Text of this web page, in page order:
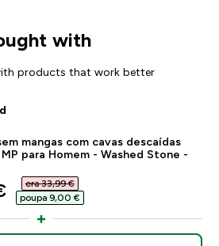
with
products that work better
mangas com cavas descaídas
para Homem - Washed Stone -
price
era 33,99 €‎
poupa 9,00 €‎